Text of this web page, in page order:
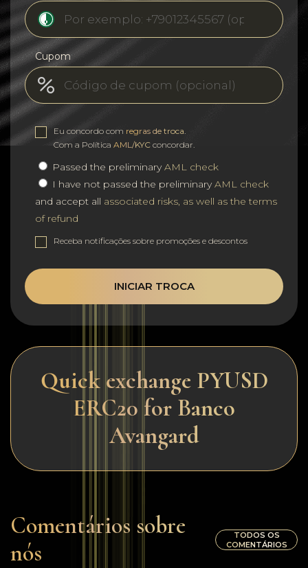
Cupom
Eu concordo com regras de troca
Com a Política AML/KYC concordar.
Passed the preliminaryAML check
I have not passed the preliminaryAML check
and accept all associated risks, as well as the terms
of refund
Receba notificações sobre promoções e descontos
INICIAR TROCA
Quick exchange PYUSD
ERC20 for Banco
Avangard
Comentários sobre
nós
TODOS OS
COMENTÁRIOS